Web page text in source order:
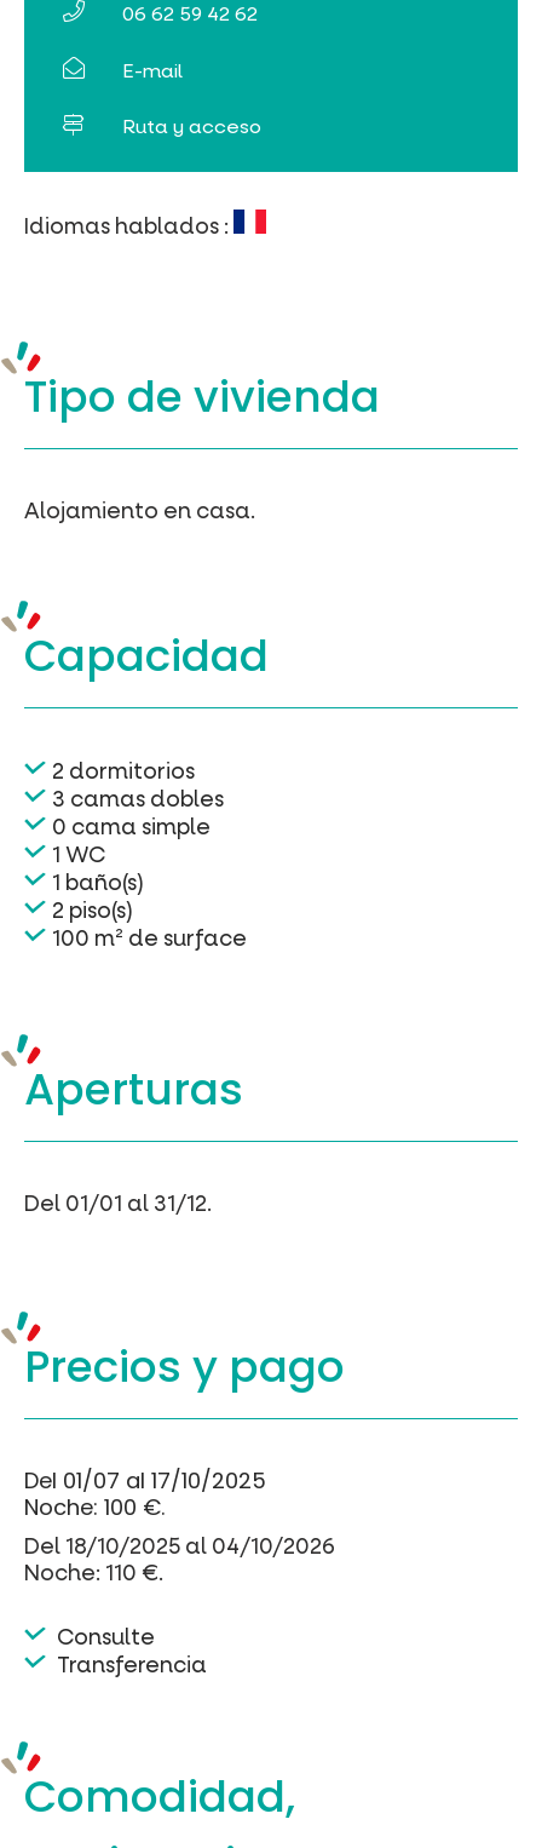
Idiomas hablados :
Tipo de vivienda
Alojamiento en casa.
Capacidad
2 dormitorios
3 camas dobles
0 cama simple
1 WC
1 baño(s)
2 piso(s)
100 m² de surface
Aperturas
Del 01/01 al 31/12.
Precios y pago
Del 01/07 al 17/10/2025
Noche: 100 €.
Del 18/10/2025 al 04/10/2026
Noche: 110 €.
Consulte
Transferencia
Comodidad,
06 62 59 42 62
E-mail
Ruta y acceso